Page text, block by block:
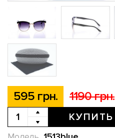
595 грн. 1190 грн.
КУПИТЬ